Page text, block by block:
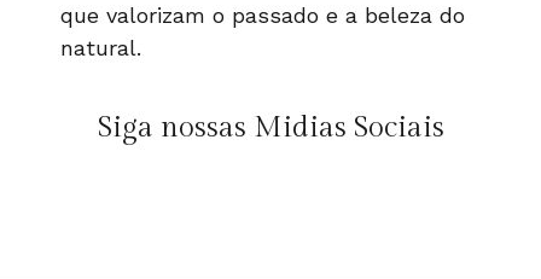
que valorizam o passado e a beleza do
natural.
Siga nossas Midias Sociais